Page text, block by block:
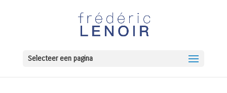
Selecteer een pagina